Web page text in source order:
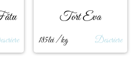
Tort Eva
185lei / kg Descriere